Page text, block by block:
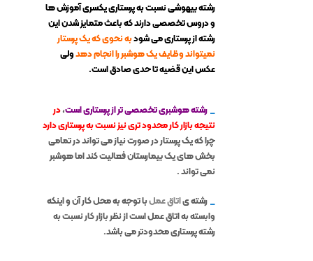
رشته بیهوشی نسبت به پرستاری یکسری آموزش ها
و دروس تخصصی دارند که باعث متمایز شدن این
رشته از پرستاری می شودبه نحوی که یک پرستار
نمیتواند وظایف یک هوشبر را انجام دهدولی
عکس این قضیه تا حدی صادق است.
_ رشته هوشبری تخصصی تر از پرستاری است،در
نتیجه بازار کار محدود تری نیز نسبت به پرستاری دارد
چرا که یک پرستار در صورت نیاز می تواند در تمامی
بخش های یک بیمارستان فعالیت کند اما هوشبر
نمی تواند .
_ رشته یاتاق عملبا توجه به محل کار آن و اینکه
وابسته به اتاق عمل است از نظر بازار کار نسبت به
رشته پرستاری محدودتر می باشد.